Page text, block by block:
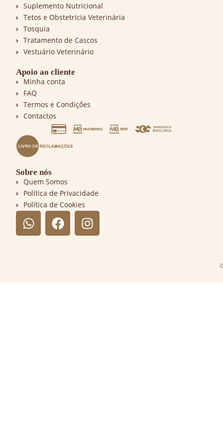
Suplemento Nutricional
Tetos e Obstetrícia Veterinária
Tosquia
Tratamento de Cascos
Vestuário Veterinário
Apoio ao cliente
Minha conta
FAQ
Termos e Condições
Contactos
Sobre nós
Quem Somos
Política de Privacidade
Política de Cookies